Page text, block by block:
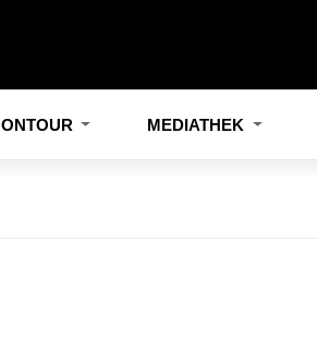
ONTOUR MEDIATHEK